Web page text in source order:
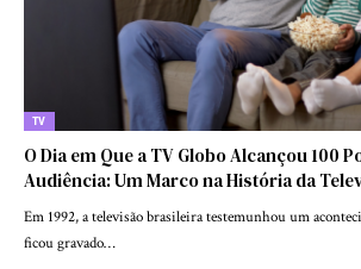
TV
O Dia em Que a TV Globo Alcançou 100
Audiência: Um Marco na História da
Em 1992, a televisão brasileira testemunhou um
ficou gravado…